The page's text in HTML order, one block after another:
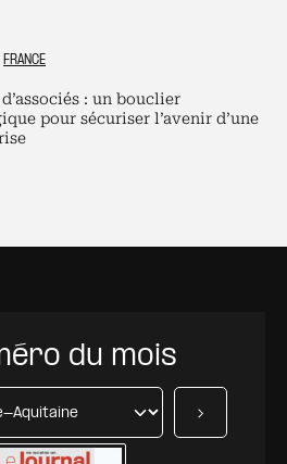
FRANCE
: un bouclier
pour sécuriser l’avenir d’une
du mois
Suivant